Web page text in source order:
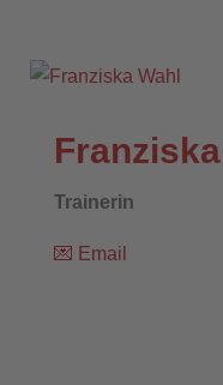
Trainerin
💌 Email